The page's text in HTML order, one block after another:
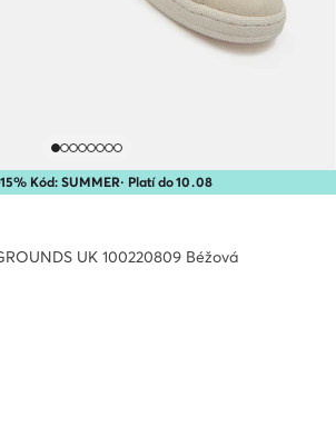
Kód: SUMMER· Platí do10.08
UK 100220809 Béžová
Kč